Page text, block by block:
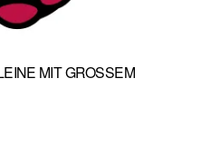
MIT GROSSEM P